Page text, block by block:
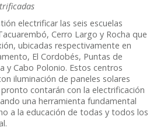
electrificar las seis escuelas
Cerro Largo y Rocha que
ubicadas respectivamente en
El Cordobés, Puntas de
y Cabo Polonio. Estos centros
iluminación de paneles solares
contarán con la electrificación
una herramienta fundamental
a la educación de todas y todos los